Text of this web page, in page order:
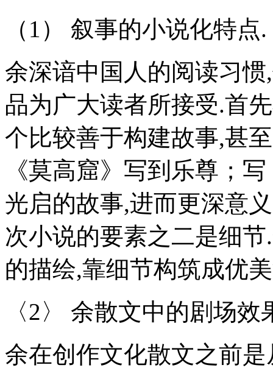
（1） 叙事的小说化特点.
余深谙中国人的阅读习
品为广大读者所接受.首
个比较善于构建故事,甚
《莫高窟》写到乐尊；
光启的故事,进而更深意
次小说的要素之二是细
的描绘,靠细节构筑成优
〈2〉 余散文中的剧场效
余在创作文化散文之前